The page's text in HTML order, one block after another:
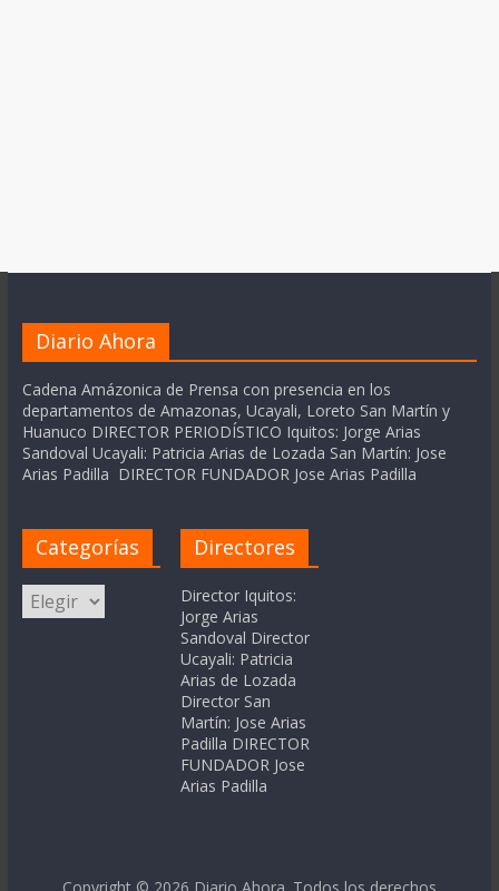
Diario Ahora
Cadena Amázonica de Prensa con presencia en los
departamentos de Amazonas, Ucayali, Loreto San Martín y
Huanuco DIRECTOR PERIODÍSTICO Iquitos: Jorge Arias
Sandoval Ucayali: Patricia Arias de Lozada San Martín: Jose
Arias Padilla DIRECTOR FUNDADOR Jose Arias Padilla
Categorías
Categorías
Directores
Director Iquitos:
Jorge Arias
Sandoval Director
Ucayali: Patricia
Arias de Lozada
Director San
Martín: Jose Arias
Padilla DIRECTOR
FUNDADOR Jose
Arias Padilla